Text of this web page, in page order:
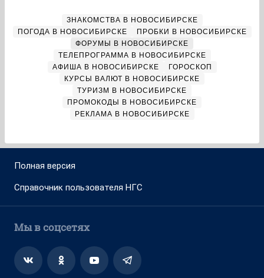
ЗНАКОМСТВА В НОВОСИБИРСКЕ
ПОГОДА В НОВОСИБИРСКЕ
ПРОБКИ В НОВОСИБИРСКЕ
ФОРУМЫ В НОВОСИБИРСКЕ
ТЕЛЕПРОГРАММА В НОВОСИБИРСКЕ
АФИША В НОВОСИБИРСКЕ
ГОРОСКОП
КУРСЫ ВАЛЮТ В НОВОСИБИРСКЕ
ТУРИЗМ В НОВОСИБИРСКЕ
ПРОМОКОДЫ В НОВОСИБИРСКЕ
РЕКЛАМА В НОВОСИБИРСКЕ
Полная версия
Справочник пользователя НГС
Мы в соцсетях